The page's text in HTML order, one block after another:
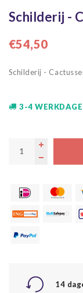
Schilderij -
€54,50
Schilderij -
3-4
14